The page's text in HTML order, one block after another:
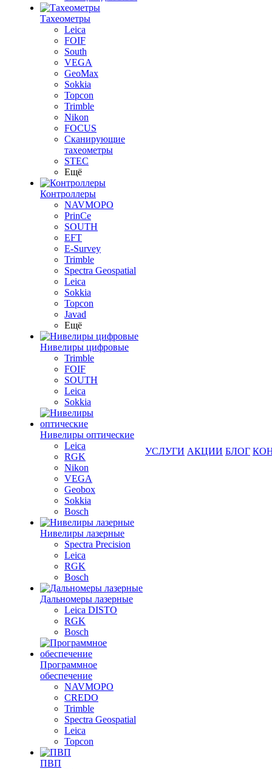
Тахеометры
Leica
FOIF
South
VEGA
GeoMax
Sokkia
Topcon
Trimble
Nikon
FOCUS
Сканирующие
тахеометры
STEC
Ещё
Контроллеры
NAVMOPO
PrinCe
SOUTH
EFT
E-Survey
Trimble
Spectra Geospatial
Leica
Sokkia
Topcon
Javad
Ещё
Нивелиры цифровые
Trimble
FOIF
SOUTH
Leica
Sokkia
Нивелиры оптические
Leica
RGK
Nikon
VEGA
Geobox
Sokkia
Bosch
Нивелиры лазерные
Spectra Precision
Leica
RGK
Bosch
Дальномеры лазерные
Leica DISTO
RGK
Bosch
Программное
обеспечение
NAVMOPO
CREDO
Trimble
Spectra Geospatial
Leica
Topcon
ПВП
УСЛУГИ АКЦИИ БЛОГ